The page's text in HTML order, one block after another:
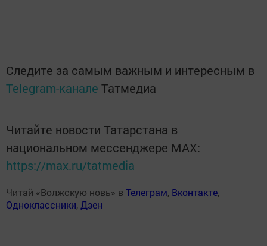
Следите за самым важным и интересным в
Telegram-канале Татмедиа
Читайте новости Татарстана в
национальном мессенджере MАХ:
https://max.ru/tatmedia
Читай «Волжскую новь» в Телеграм, Вконтакте,
Одноклассники,Дзен